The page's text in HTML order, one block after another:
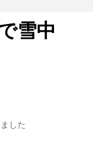
雪中
した